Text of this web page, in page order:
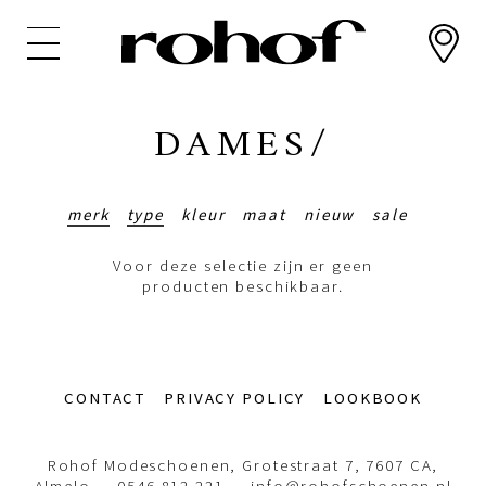
DAMES/
merk type kleur maat nieuw sale
Voor deze selectie zijn er geen
producten beschikbaar.
Footer-CONTACT PRIVACY POLICY LOOKBOOK
Rohof Modeschoenen, Grotestraat 7, 7607 CA,